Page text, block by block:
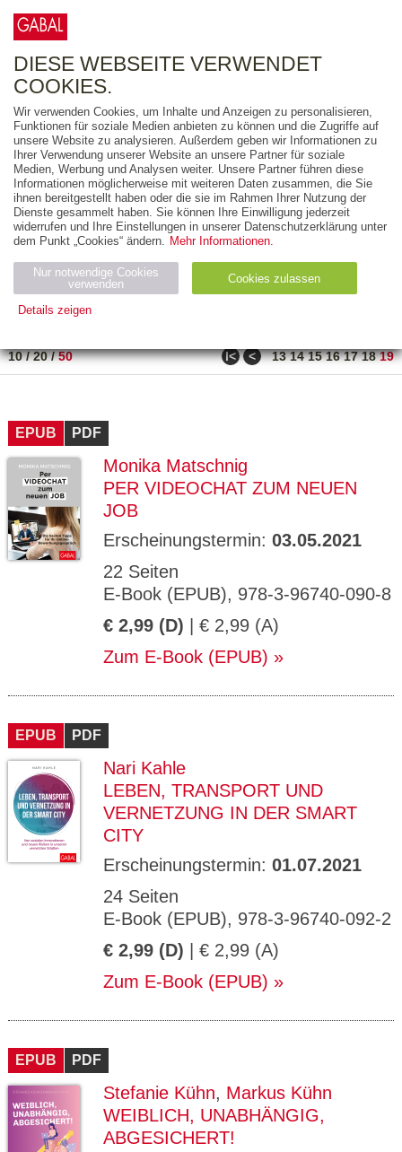
FREITEXT
AUSGABEART
AUS DER REIHE
ZUM THEMA
Neuerscheinung
Bestseller
PREIS
10/20/50 ǀ< < 13 14 15 16 17 18 19
EPUB PDF
Monika Matschnig
PER VIDEOCHAT ZUM NEUEN
JOB
Erscheinungstermin: 03.05.2021
22 Seiten
E-Book (EPUB), 978-3-96740-090-8
€ 2,99 (D) | € 2,99 (A)
Zum E-Book (EPUB)
EPUB PDF
Nari Kahle
LEBEN, TRANSPORT UND
VERNETZUNG IN DER SMART
CITY
Erscheinungstermin: 01.07.2021
24 Seiten
E-Book (EPUB), 978-3-96740-092-2
€ 2,99 (D) | € 2,99 (A)
Zum E-Book (EPUB)
EPUB PDF
Stefanie Kühn, Markus Kühn
WEIBLICH, UNABHÄNGIG,
ABGESICHERT!
DIESE WEBSEITE VERWENDET
COOKIES.
Wir verwenden Cookies, um Inhalte und Anzeigen zu personalisieren,
Funktionen für soziale Medien anbieten zu können und die Zugriffe auf
unsere Website zu analysieren. Außerdem geben wir Informationen zu
Ihrer Verwendung unserer Website an unsere Partner für soziale
Medien, Werbung und Analysen weiter. Unsere Partner führen diese
Informationen möglicherweise mit weiteren Daten zusammen, die Sie
ihnen bereitgestellt haben oder die sie im Rahmen Ihrer Nutzung der
Dienste gesammelt haben. Sie können Ihre Einwilligung jederzeit
widerrufen und Ihre Einstellungen in unserer Datenschutzerklärung unter
dem Punkt „Cookies“ ändern. Mehr Informationen.
Nur notwendige Cookies
verwenden
Cookies zulassen
Details zeigen
Name Zweck
ESSION
_ID
verlag.
de
GV_CO
OKIES
gabal-
Speichert den Zustimmungsstatus des
Benutzers für Cookies auf der aktuellen
Domäne.
ge